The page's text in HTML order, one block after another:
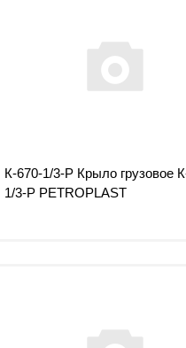
К-670-1/3-Р Крыло грузовое
1/3-Р PETROPLAST